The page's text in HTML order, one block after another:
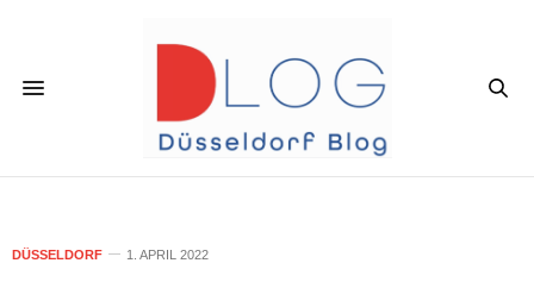
DÜSSELDORF 1. APRIL 2022